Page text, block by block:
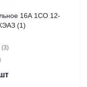
16А 1СО 12-
(1)
(3)